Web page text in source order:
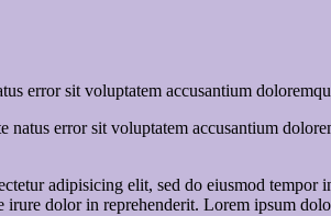
error sit voluptatem accusantium
natus error sit voluptatem accusantium
adipisicing elit, sed do eiusmod
irure dolor in reprehenderit. Lorem ipsum